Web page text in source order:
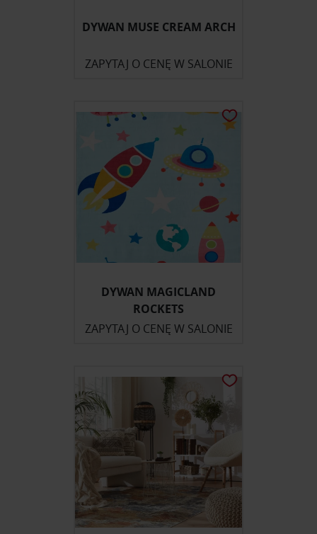
DYWAN MUSE CREAM ARCH
ZAPYTAJ O CENĘ W SALONIE
DYWAN MAGICLAND
ROCKETS
ZAPYTAJ O CENĘ W SALONIE